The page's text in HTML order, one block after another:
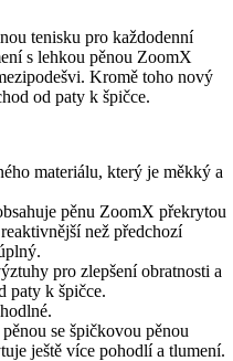
tenisku pro každodenní
s lehkou pěnou ZoomX
Kromě toho nový
od paty k špičce.
materiálu, který je měkký a
pěnu ZoomX překrytou
než předchozí
pro zlepšení obratnosti a
paty k špičce.
se špičkovou pěnou
ještě více pohodlí a tlumení.